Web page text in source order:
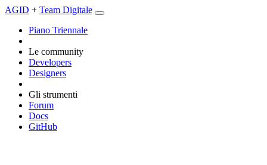
AGID + Team Digitale
Piano Triennale
Le community
Developers
Designers
Gli strumenti
Forum
Docs
GitHub